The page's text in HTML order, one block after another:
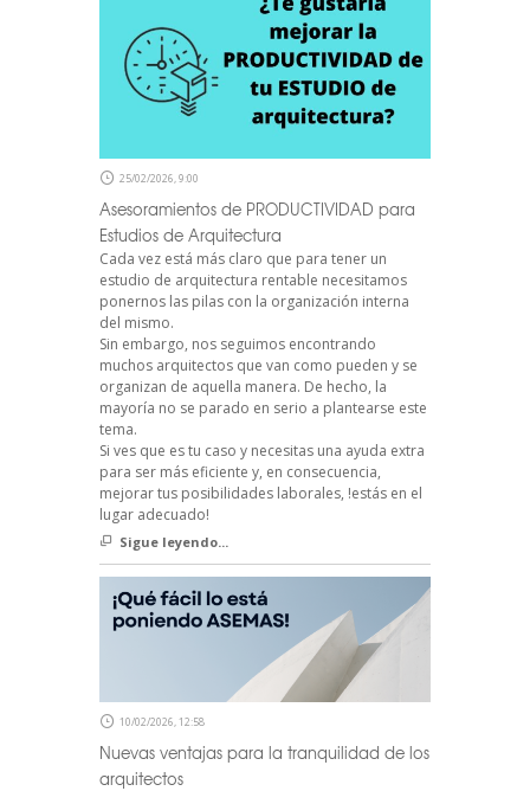
25/02/2026, 9:00
Asesoramientos de PRODUCTIVIDAD para
Estudios de Arquitectura
Cada vez está más claro que para tener un
estudio de arquitectura rentable necesitamos
ponernos las pilas con la organización interna
del mismo.
Sin embargo, nos seguimos encontrando
muchos arquitectos que van como pueden y se
organizan de aquella manera. De hecho, la
mayoría no se parado en serio a plantearse este
tema.
Si ves que es tu caso y necesitas una ayuda extra
para ser más eficiente y, en consecuencia,
mejorar tus posibilidades laborales, !estás en el
lugar adecuado!
Sigue leyendo...
10/02/2026, 12:58
Nuevas ventajas para la tranquilidad de los
arquitectos